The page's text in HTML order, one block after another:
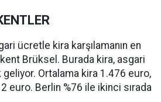
ücretle kira karşılamanın en
Brüksel. Burada kira, asgari
geliyor. Ortalama kira 1.476 euro,
euro. Berlin %76 ile ikinci sırada